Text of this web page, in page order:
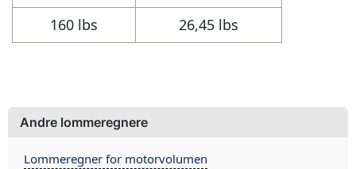
160 lbs
26,45 lbs
Andre lommeregnere
Lommeregner for motorvolumen